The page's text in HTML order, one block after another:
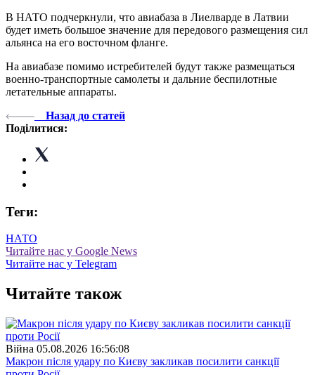
В НАТО подчеркнули, что авиабаза в Лиелварде в Латвии
будет иметь большое значение для передового размещения сил
альянса на его восточном фланге.
На авиабазе помимо истребителей будут также размещаться
военно-транспортные самолеты и дальние беспилотные
летательные аппараты.
Назад до статей
Поділитися:
Теги:
НАТО
Читайте нас у Google News
Читайте нас у Telegram
Читайте також
Війна 05.08.2026 16:56:08
Макрон після удару по Києву закликав посилити санкції